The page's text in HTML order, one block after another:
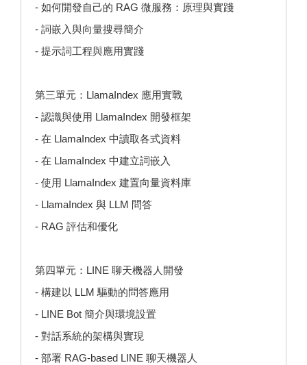
- 如何開發自己的 RAG 微服務：原理與實踐
- 詞嵌入與向量搜尋簡介
- 提示詞工程與應用實踐
第三單元：LlamaIndex 應用實戰
- 認識與使用 LlamaIndex 開發框架
- 在 LlamaIndex 中讀取各式資料
- 在 LlamaIndex 中建立詞嵌入
- 使用 LlamaIndex 建置向量資料庫
- LlamaIndex 與 LLM 問答
- RAG 評估和優化
第四單元：LINE 聊天機器人開發
- 構建以 LLM 驅動的問答應用
- LINE Bot 簡介與環境設置
- 對話系統的架構與實現
- 部署 RAG-based LINE 聊天機器人